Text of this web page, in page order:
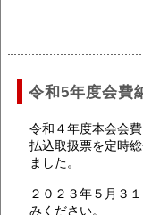
令和5年度会費
令和４年度本会会
払込取扱票を定時
ました。
２０２３年５月３
みください。